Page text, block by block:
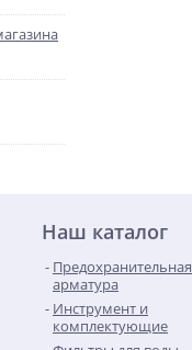
2 x
FITT
-68%
Наш каталог
Предохранительная
арматура
Инструмент и
комплектующие